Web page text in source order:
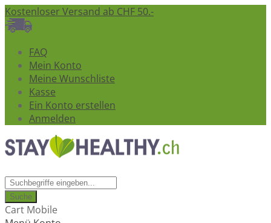
Kostenloser Versand ab CHF 50.-
FAQ
Mein Konto
Meine Wunschliste
Kasse
Ein Konto erstellen
Anmelden
Suche
Cart Mobile